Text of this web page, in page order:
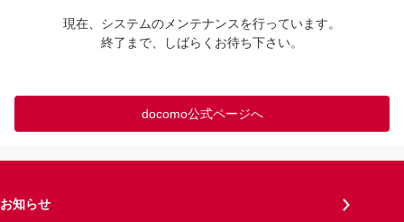
現在、システムのメンテナンスを行っています。
終了まで、しばらくお待ち下さい。
docomo公式ページへ
お知らせ